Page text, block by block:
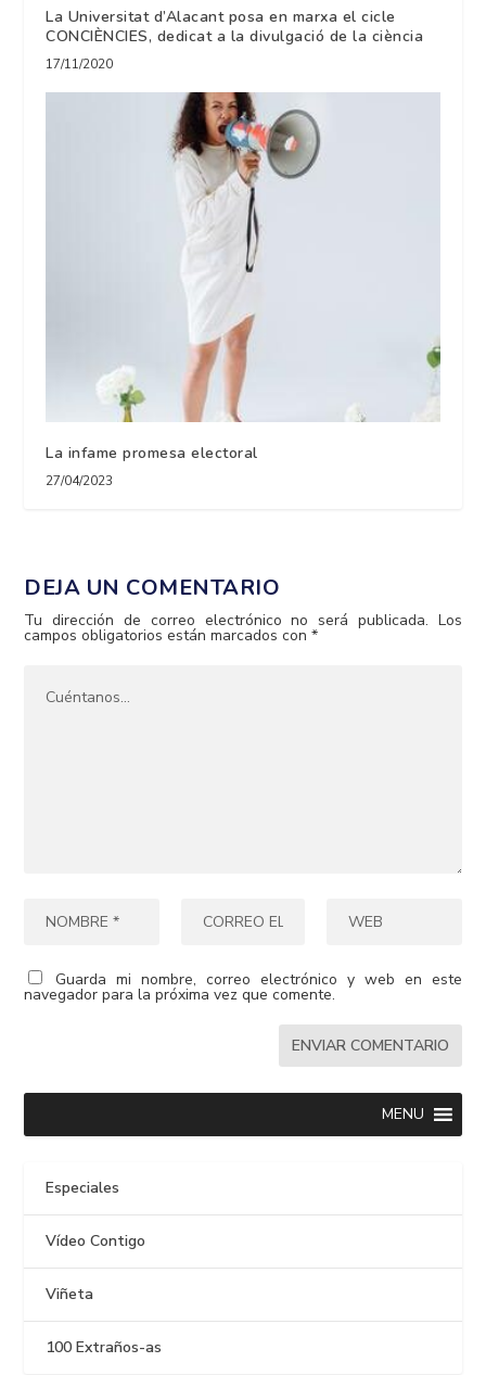
La Universitat d’Alacant posa en marxa el cicle
CONCIÈNCIES, dedicat a la divulgació de la ciència
17/11/2020
La infame promesa electoral
27/04/2023
DEJA UN COMENTARIO
Tu dirección de correo electrónico no será publicada. Los
campos obligatorios están marcados con*
Guarda mi nombre, correo electrónico y web en este
navegador para la próxima vez que comente.
MENU
Especiales
Vídeo Contigo
Viñeta
100 Extraños-as